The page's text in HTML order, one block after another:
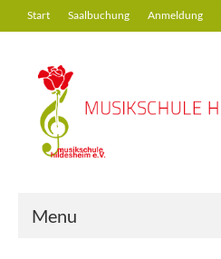
Start Saalbuchung Anmeldung
Menu